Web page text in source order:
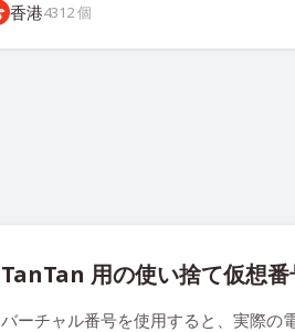
香港4312個
TanTan 用の使い捨て仮想番
バーチャル番号を使用すると、実際の